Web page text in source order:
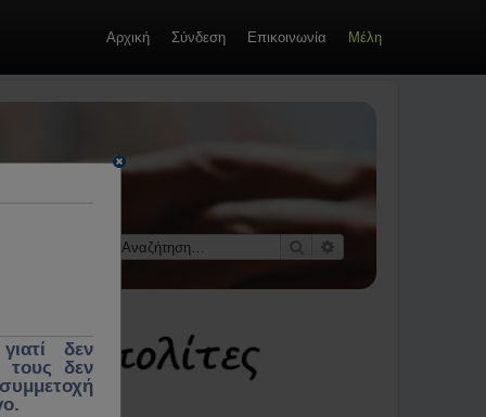
Αρχική Σύνδεση Επικοινωνία Μέλη
Αναζήτηση
&
δεν
τους δεν